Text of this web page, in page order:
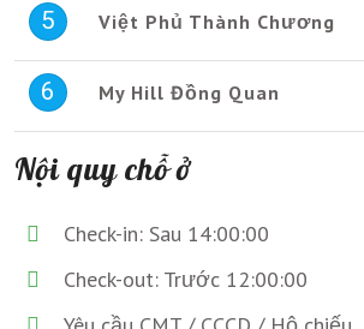
5 Việt Phủ Thành Chương
6 My Hill Đồng Quan
Nội quy chỗ ở
Check-in: Sau 14:00:00
Check-out: Trước 12:00:00